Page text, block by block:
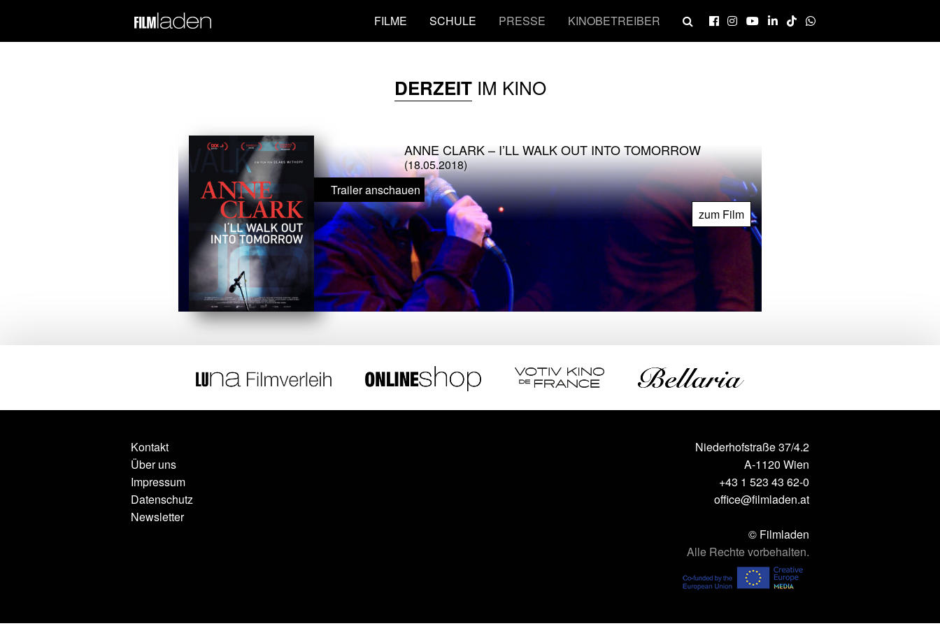
FILME SCHULE PRESSE KINOBETREIBER
DERZEITIM KINO
ANNE CLARK – I’LL WALK OUT INTO TOMORROW
(18.05.2018)
Trailer anschauen
zum Film
Kontakt
Über uns
Impressum
Datenschutz
Newsletter
Niederhofstraße 37/4.2
A-1120 Wien
+43 1 523 43 62-0
office@filmladen.at
© Filmladen
Alle Rechte vorbehalten.